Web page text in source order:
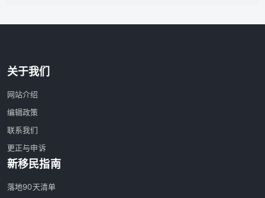
关于我们
网站介绍
编辑政策
联系我们
更正与申诉
新移民指南
落地90天清单